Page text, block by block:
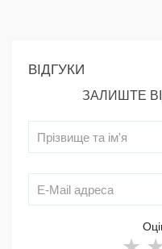
ВІДГУКИ
ЗАЛИШТЕ